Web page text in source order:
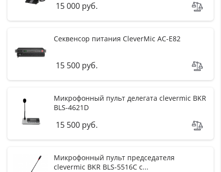
15 000 руб.
Секвенсор питания CleverMic AC-E82
15 500 руб.
Микрофонный пульт делегата clevermic BKR
BLS-4621D
15 500 руб.
Микрофонный пульт председателя
clevermic BKR BLS-5516C с...